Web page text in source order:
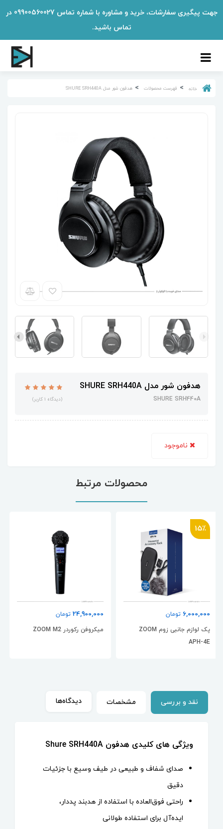
جهت پیگیری سفارشات، خرید و مشاوره با شماره تماس 09900560027 در
تماس باشید.
خانه فهرست محصولات هدفون شور مدل SHURE SRH440A
هدفون شور مدل SHURE SRH440A
SHURE SRH440A (دیدگاه 1 کاربر)
ناموجود
محصولات مرتبط
24,900,000 تومان
میکروفن رکوردر ZOOM M2
28,900,000 تومان
میکروفن رکوردر زوم ZOOM M3
نقد و بررسی مشخصات دیدگاه‌ها
ویژگی های کلیدی هدفون Shure SRH440A
صدای شفاف و طبیعی در طیف وسیع با جزئیات
دقیق
راحتی فوق‌العاده با استفاده از هدبند پددار،
ایده‌آل برای استفاده طولانی